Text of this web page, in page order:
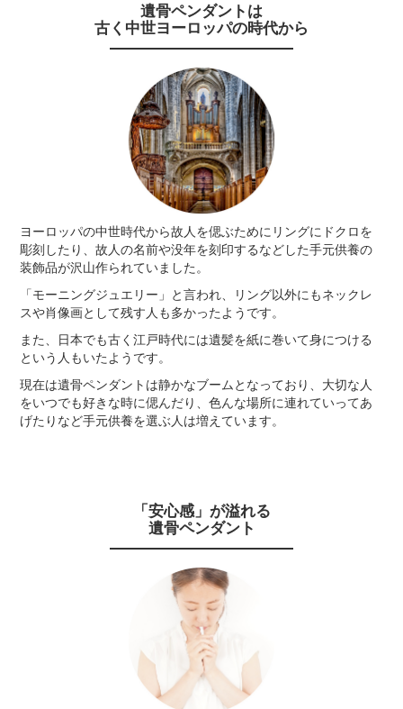
遺骨ペンダントは
古く中世ヨーロッパの時代から
ヨーロッパの中世時代から故人を偲ぶためにリングにドクロを
彫刻したり、故人の名前や没年を刻印するなどした手元供養の
装飾品が沢山作られていました。
「モーニングジュエリー」と言われ、リング以外にもネックレ
スや肖像画として残す人も多かったようです。
また、日本でも古く江戸時代には遺髪を紙に巻いて身につける
という人もいたようです。
現在は遺骨ペンダントは静かなブームとなっており、大切な人
をいつでも好きな時に偲んだり、色んな場所に連れていってあ
げたりなど手元供養を選ぶ人は増えています。
「安心感」が溢れる
遺骨ペンダント